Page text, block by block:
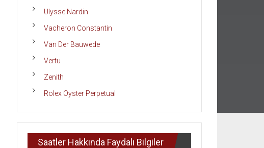
Ulysse Nardin
Vacheron Constantin
Van Der Bauwede
Vertu
Zenith
Rolex Oyster Perpetual
Saatler Hakkında Faydalı Bilgiler